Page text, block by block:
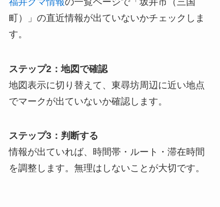
町）」の直近情報が出ていないかチェックしま
す。
ステップ2：地図で確認
地図表示に切り替えて、東尋坊周辺に近い地点
でマークが出ていないか確認します。
ステップ3：判断する
情報が出ていれば、時間帯・ルート・滞在時間
を調整します。無理はしないことが大切です。